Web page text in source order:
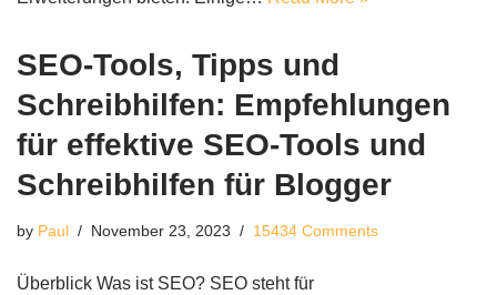
SEO-Tools, Tipps und
Schreibhilfen: Empfehlungen
für effektive SEO-Tools und
Schreibhilfen für Blogger
by Paul November 23, 2023 15434 Comments
Überblick Was ist SEO? SEO steht für